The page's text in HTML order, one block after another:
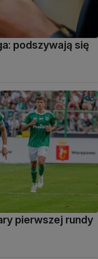
podszywają się
pierwszej rundy